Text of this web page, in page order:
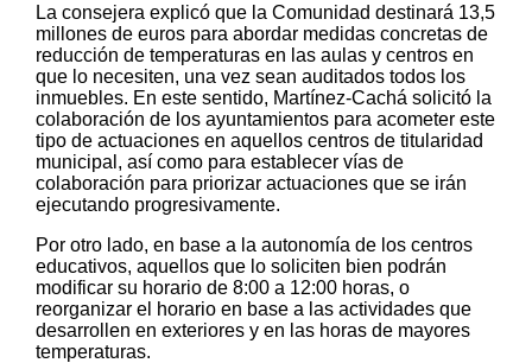
La consejera explicó que la Comunidad destinará 13,5
millones de euros para abordar medidas concretas de
reducción de temperaturas en las aulas y centros en
que lo necesiten, una vez sean auditados todos los
inmuebles. En este sentido, Martínez-Cachá solicitó la
colaboración de los ayuntamientos para acometer este
tipo de actuaciones en aquellos centros de titularidad
municipal, así como para establecer vías de
colaboración para priorizar actuaciones que se irán
ejecutando progresivamente.
Por otro lado, en base a la autonomía de los centros
educativos, aquellos que lo soliciten bien podrán
modificar su horario de 8:00 a 12:00 horas, o
reorganizar el horario en base a las actividades que
desarrollen en exteriores y en las horas de mayores
temperaturas.